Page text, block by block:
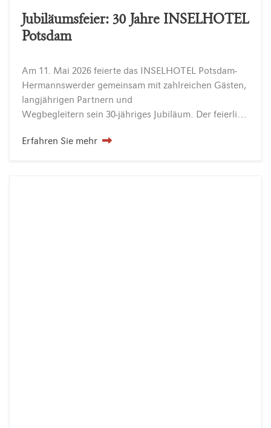
Jubiläumsfeier: 30 Jahre INSELHOTEL
Potsdam
Am 11. Mai 2026 feierte das INSELHOTEL Potsdam-
Hermannswerder gemeinsam mit zahlreichen Gästen,
langjährigen Partnern und
Wegbegleitern sein 30-jähriges Jubiläum. Der feierliche Festempfang bot den passenden Rahmen, um auf drei erfolgreiche Jahrzehnte voller Gastfreundschaft, besonderer Begegnungen und gemeinsamer Erinnerungen zurückzublicken. Festempfang…
Erfahren Sie mehr